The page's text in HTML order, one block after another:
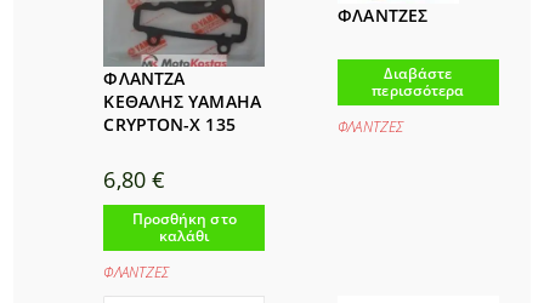
ΦΛΑΝΤΖΑ
ΚΕΘΑΛΗΣ YAMAHA
CRYPTON-X 135
6,80 €
Προσθήκη στο
καλάθι
ΦΛΑΝΤΖΕΣ
ΦΛΑΝΤΖΕΣ
Διαβάστε
περισσότερα
ΦΛΑΝΤΖΕΣ